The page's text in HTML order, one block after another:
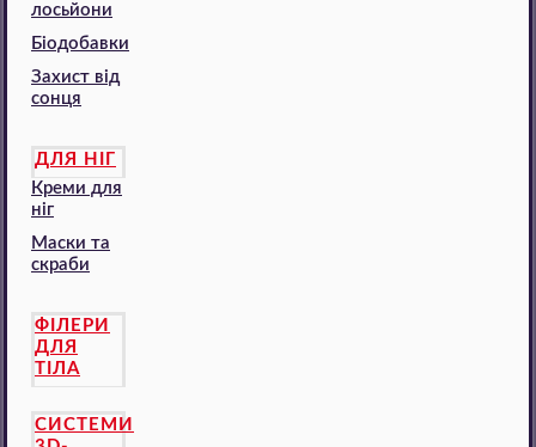
лосьйони
Біодобавки
Захист від
сонця
ДЛЯ НІГ
Креми для
ніг
Маски та
скраби
ФІЛЕРИ
ДЛЯ
ТІЛА
СИСТЕМИ